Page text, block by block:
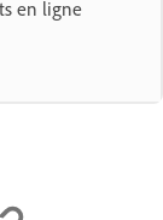
en ligne